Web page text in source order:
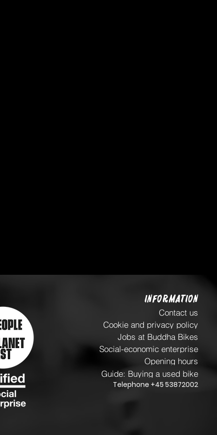
INFORMATION
Contact us
Cookie and privacy policy
Jobs at Buddha Bikes
Social-economic enterprise
Opening hours
Guide: Buying a used bike
Telephone +45 53872002